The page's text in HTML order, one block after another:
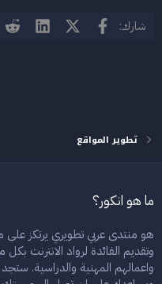
شارك: فيسبوك X (Twitter)
تطوير المواقع
ما هو انكور؟
هو منتدى عربي تطويري يرتكز على
وتقديم الفائدة لرواد الانترنت
واعمالهم المهنية والدراسية.